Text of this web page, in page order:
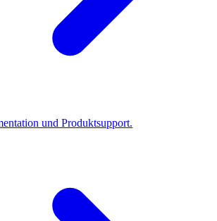
und Produktsupport.